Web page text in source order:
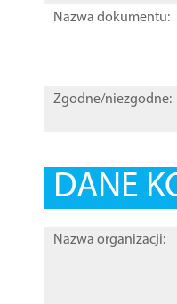
Nazwa dokumentu:
Zgodne/niezgodne:
DANE
Nazwa organizacji: